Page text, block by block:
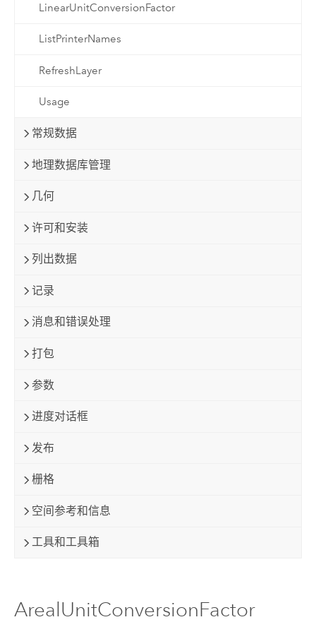
LinearUnitConversionFactor
ListPrinterNames
RefreshLayer
Usage
常规数据
地理数据库管理
几何
许可和安装
列出数据
记录
消息和错误处理
打包
参数
进度对话框
发布
栅格
空间参考和信息
工具和工具箱
ArealUnitConversionFactor